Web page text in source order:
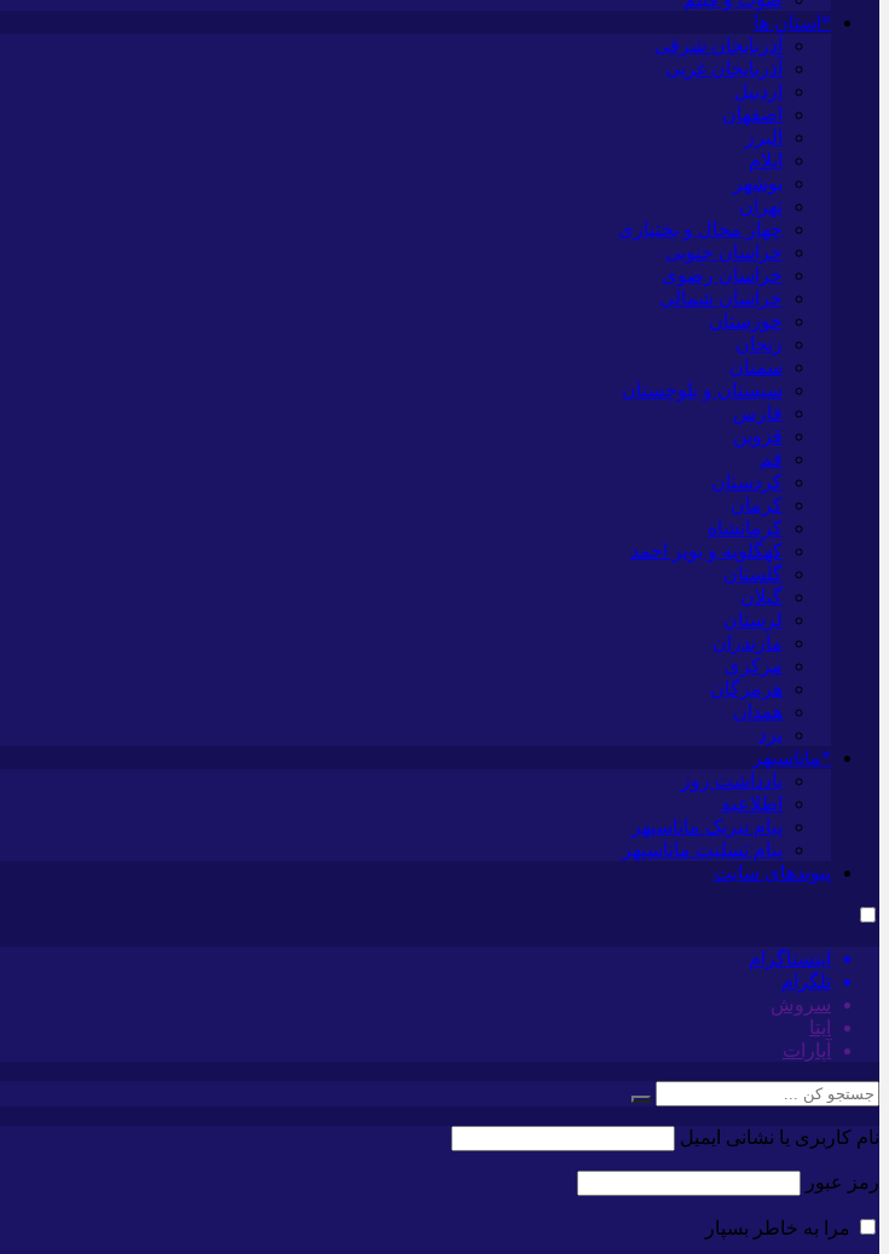
*استان ها
آذربایجان شرقی
آذربایجان غربی
اردبیل
اصفهان
البرز
ایلام
بوشهر
تهران
چهار محال و بختیاری
خراسان جنوبی
خراسان رضوی
خراسان شمالی
خوزستان
زنجان
سمنان
سیستان و بلوچستان
فارس
قزوین
قم
کردستان
کرمان
کرمانشاه
کهگلویه و بویر احمد
گلستان
گیلان
لرستان
مازندران
مرکزی
هرمزگان
همدان
یزد
*ماناسپهر
یادداشت روز
اطلاعیه
پیام تبریک ماناسپهر
پیام تسلیت ماناسپهر
پیوندهای سایت
اینستاگرام
تلگرام
سروش
ایتا
آپارات
نام کاربری یا نشانی ایمیل
رمز عبور
مرا به خاطر بسپار